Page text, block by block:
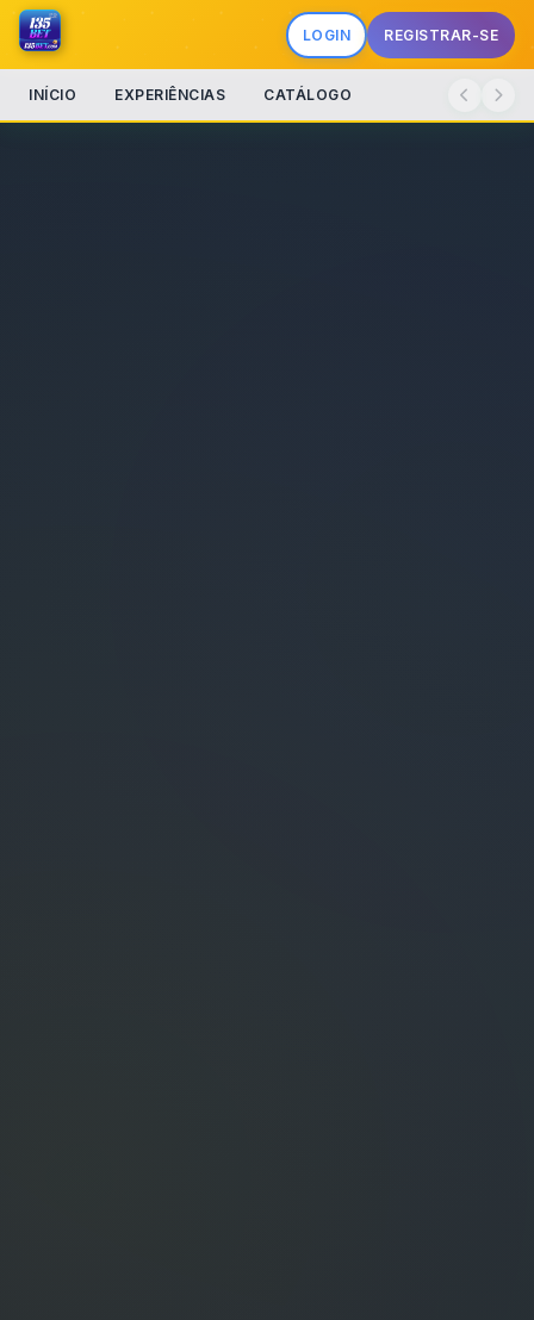
LOGIN REGISTRAR-SE
INÍCIO EXPERIÊNCIAS CATÁLOGO